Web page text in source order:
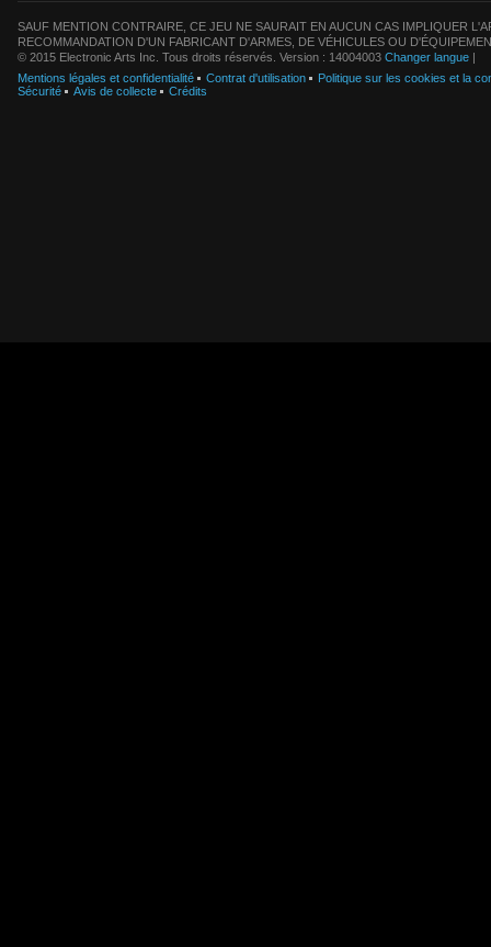
SAUF MENTION CONTRAIRE, CE JEU NE SAURAIT EN AUCUN CAS IMPLIQUER
RECOMMANDATION D'UN FABRICANT D'ARMES, DE VÉHICULES OU
© 2015 Electronic Arts Inc. Tous droits réservés. Version : 14004003 Changer langue |
Mentions légales et confidentialité
Contrat d'utilisation
Politique sur les cookies et la
Sécurité
Avis de collecte Crédits